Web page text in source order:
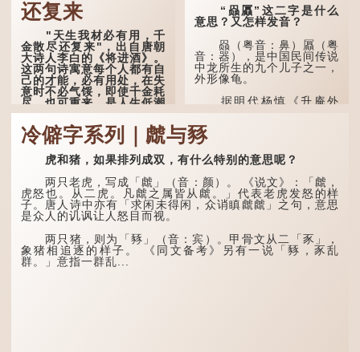
还复来
"天生我材必有用，千
金散尽还复来"，出自唐朝
大诗人李白的《将进酒》。
这两句诗寓意每个人都有自
己的才能，必有用处，在失
意时不必气馁，即使千金耗
尽，也可重来，是人生低潮
时激励向上的名句。
原诗写道："人生得意
须尽欢，莫使金樽空对月。
天生我材必有用，千金散尽
会须一饮三百杯。" 意思是
说：上天给了我才能，必然
有用到的地方；即使千金散
去，也终会重新得到。
李白作此诗时，大约是
天宝十一年。当时他已被唐
玄宗赐金放还约八年，这期
“赑屭”这二字是什么
意思？又怎样发音？
赑（粤音：鼻）屭（粤
音：器），是中国民间传说
中龙所生的九个儿子之一，
外形像龟。
据明代杨慎《升庵外
排列为：赑屭、螭吻、蒲
牢、狴犴、饕餮、蚣蝮、睚
眦、狻猊、椒图（此为其中
一种说法）。
龙九子外形与能力各有
不同，其中，赑屭原形像
龟，因为能负重，多作为碑
座，有“碑下...
冷僻字系列｜虤与豩
虎和猪，如果排列成双，有什么特别的意思呢？
两只老虎，写成「虤」（音：颜）。 《说文》：「虤，
虎怒也。从二虎。凡虤之属皆从虤。」代表老虎发怒的样
子。唐人诗中亦有「求闲未得闲，众诮瞋虤虤」之句，意思
是众人的讥讽让人怒目而视。
两只猪，则为「豩」（音：宾）。甲骨文从二「豕」，
象猪相追逐的样子。 《同文备考》另有一说「豩，豕乱
群。」意指一群乱...